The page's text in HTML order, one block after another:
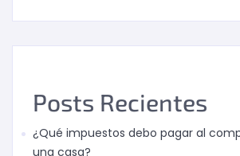
Posts Recientes
¿Qué impuestos debo pagar al
una casa?